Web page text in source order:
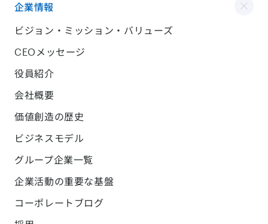
企業情報
ビジョン・ミッション・バリューズ
CEOメッセージ
役員紹介
会社概要
価値創造の歴史
ビジネスモデル
グループ企業一覧
企業活動の重要な基盤
コーポレートブログ